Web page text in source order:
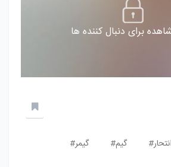
برای دنبال کننده ها
گیم# گیمر#